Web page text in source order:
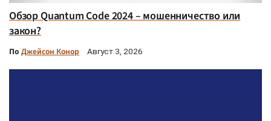
Обзор Quantum Code 2024 – мошенничество или
закон?
По Джейсон Конор Август 3, 2026